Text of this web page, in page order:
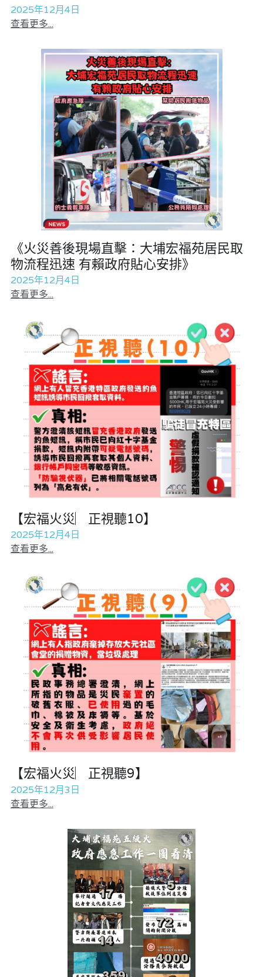
2025年12月4日
查看更多...
《火災善後現場直擊：大埔宏福苑居民取
物流程迅速 有賴政府貼心安排》
2025年12月4日
查看更多...
【宏福火災︳正視聽10】
2025年12月4日
查看更多...
【宏福火災︳正視聽9】
2025年12月3日
查看更多...